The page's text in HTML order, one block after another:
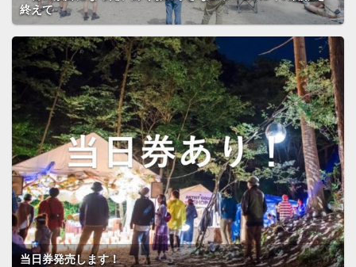
終えて
当日券発売します！